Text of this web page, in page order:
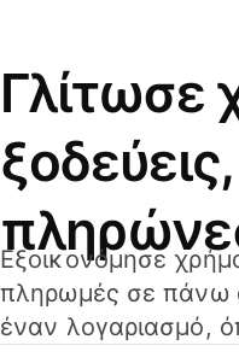
Γλίτωσε
Εξοικονόμησε
πληρωμές σε πάνω
έναν λογαριασμό,